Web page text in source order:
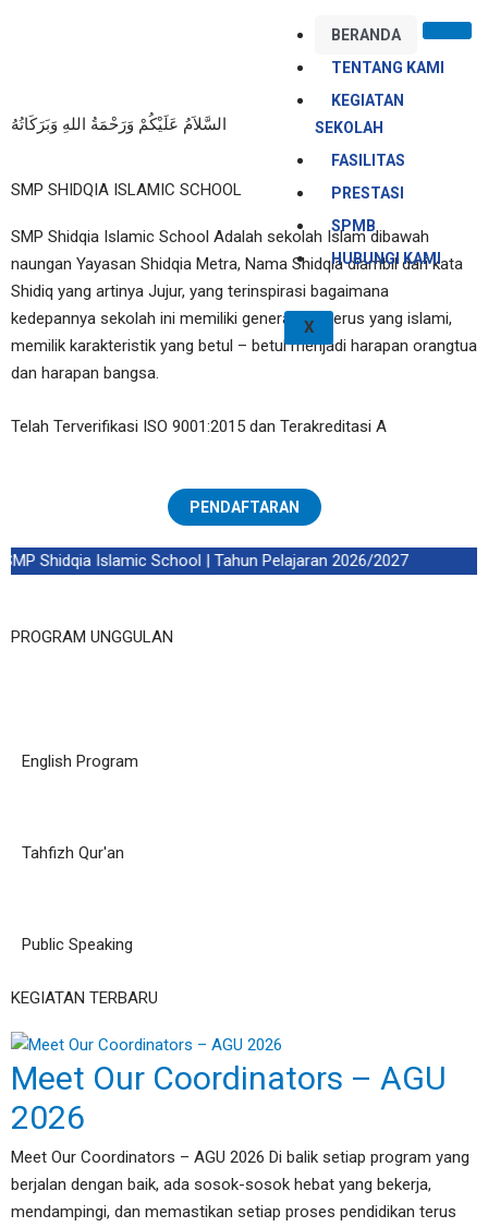
BERANDA
TENTANG KAMI
KEGIATAN
SEKOLAH
FASILITAS
PRESTASI
SPMB
HUBUNGI KAMI
X
السَّلاَمُ عَلَيْكُمْ وَرَحْمَةُ اللهِ وَبَرَكَاتُهُ
SMP SHIDQIA ISLAMIC SCHOOL
SMP Shidqia Islamic School Adalah sekolah Islam dibawah
naungan Yayasan Shidqia Metra, Nama Shidqia diambil dari kata
Shidiq yang artinya Jujur, yang terinspirasi bagaimana
kedepannya sekolah ini memiliki generasi penerus yang islami,
memilik karakteristik yang betul – betul menjadi harapan orangtua
dan harapan bangsa.
Telah Terverifikasi ISO 9001:2015 dan Terakreditasi A
PENDAFTARAN
Shidqia Islamic School | Tahun Pelajaran 2026/2027
PROGRAM UNGGULAN
English Program
Tahfizh Qur'an
Public Speaking
KEGIATAN TERBARU
Meet Our Coordinators – AGU
2026
Meet Our Coordinators – AGU 2026 Di balik setiap program yang
berjalan dengan baik, ada sosok-sosok hebat yang bekerja,
mendampingi, dan memastikan setiap proses pendidikan terus